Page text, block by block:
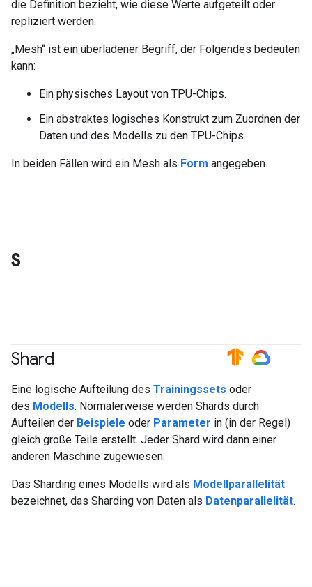
die Definition bezieht, wie diese Werte aufgeteilt oder
repliziert werden.
„Mesh“ ist ein überladener Begriff, der Folgendes bedeuten
kann:
Ein physisches Layout von TPU-Chips.
Ein abstraktes logisches Konstrukt zum Zuordnen der
Daten und des Modells zu den TPU-Chips.
In beiden Fällen wird ein Mesh als Form angegeben.
S
Shard #TensorFlow #GoogleCloud
Eine logische Aufteilung des Trainingssets oder
des Modells. Normalerweise werden Shards durch
Aufteilen der Beispiele oder Parameter in (in der Regel)
gleich große Teile erstellt. Jeder Shard wird dann einer
anderen Maschine zugewiesen.
Das Sharding eines Modells wird als Modellparallelität
bezeichnet, das Sharding von Daten als Datenparallelität.